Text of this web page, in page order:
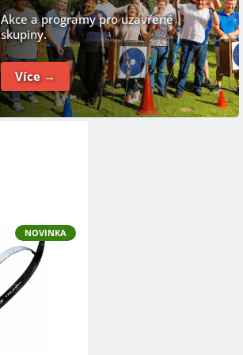
Akce a programy pro uzavřené
skupiny.
Více →
NOVINKA